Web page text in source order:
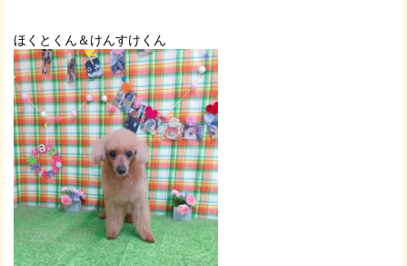
ほくとくん＆けんすけくん